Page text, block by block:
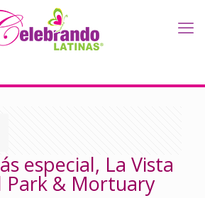
especial, La Vista
Park & Mortuary